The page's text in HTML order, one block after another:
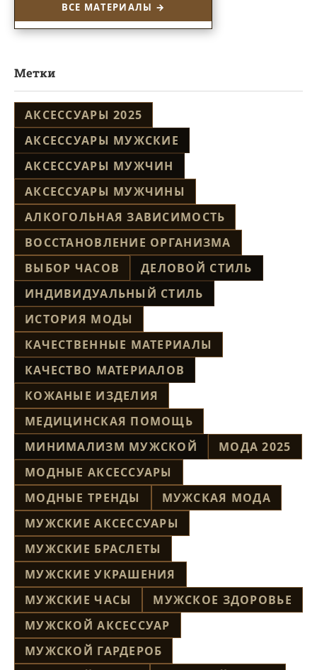
ВСЕ МАТЕРИАЛЫ →
Метки
АКСЕССУАРЫ 2025
АКСЕССУАРЫ МУЖСКИЕ
АКСЕССУАРЫ МУЖЧИН
АКСЕССУАРЫ МУЖЧИНЫ
АЛКОГОЛЬНАЯ ЗАВИСИМОСТЬ
ВОССТАНОВЛЕНИЕ ОРГАНИЗМА
ВЫБОР ЧАСОВ
ДЕЛОВОЙ СТИЛЬ
ИНДИВИДУАЛЬНЫЙ СТИЛЬ
ИСТОРИЯ МОДЫ
КАЧЕСТВЕННЫЕ МАТЕРИАЛЫ
КАЧЕСТВО МАТЕРИАЛОВ
КОЖАНЫЕ ИЗДЕЛИЯ
МЕДИЦИНСКАЯ ПОМОЩЬ
МИНИМАЛИЗМ МУЖСКОЙ
МОДА 2025
МОДНЫЕ АКСЕССУАРЫ
МОДНЫЕ ТРЕНДЫ
МУЖСКАЯ МОДА
МУЖСКИЕ АКСЕССУАРЫ
МУЖСКИЕ БРАСЛЕТЫ
МУЖСКИЕ УКРАШЕНИЯ
МУЖСКИЕ ЧАСЫ
МУЖСКОЕ ЗДОРОВЬЕ
МУЖСКОЙ АКСЕССУАР
МУЖСКОЙ ГАРДЕРОБ